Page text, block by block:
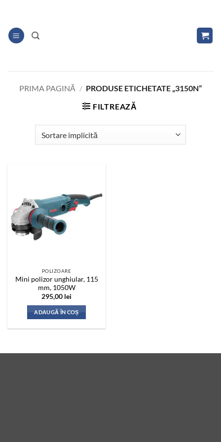
content
PRIMA PAGINĂ / PRODUSE ETICHETATE „3150N”
FILTREAZĂ
POLIZOARE
Mini polizor unghiular, 115
mm, 1050W
295,00 lei
ADAUGĂ ÎN COȘ